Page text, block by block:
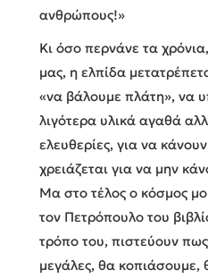
ανθρώπους!»
Κι όσο περνάνε τα
μας, η ελπίδα
«να βάλουμε πλάτη», να
λιγότερα υλικά αγαθά
ελευθερίες, για να
χρειάζεται για να μην
Μα στο τέλος ο κόσμος
τον Πετρόπουλο του
τρόπο του, πιστεύουν πως
μεγάλες, θα κοπιάσουμε,